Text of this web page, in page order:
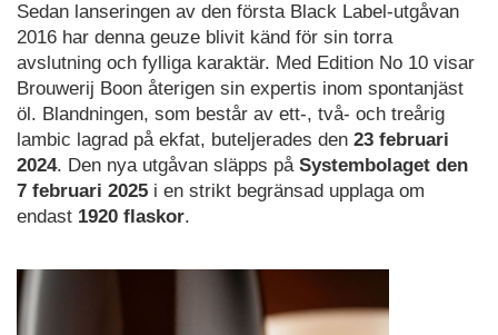
Sedan lanseringen av den första Black Label-utgåvan
2016 har denna geuze blivit känd för sin torra
avslutning och fylliga karaktär. Med Edition No 10 visar
Brouwerij Boon återigen sin expertis inom spontanjäst
öl. Blandningen, som består av ett-, två- och treårig
lambic lagrad på ekfat, buteljerades den 23 februari
2024. Den nya utgåvan släpps på Systembolaget den
7 februari 2025 i en strikt begränsad upplaga om
endast 1920 flaskor.